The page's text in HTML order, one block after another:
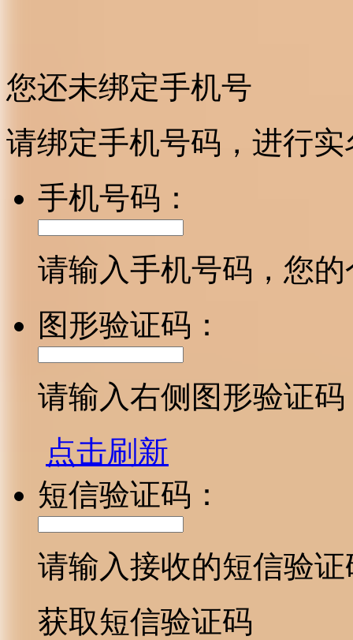
您还未绑定手机号
请绑定手机号码，进行
手机号码：
请输入手机号码，您
图形验证码：
请输入右侧图形验证码
点击刷新
短信验证码：
请输入接收的短信验证
获取短信验证码